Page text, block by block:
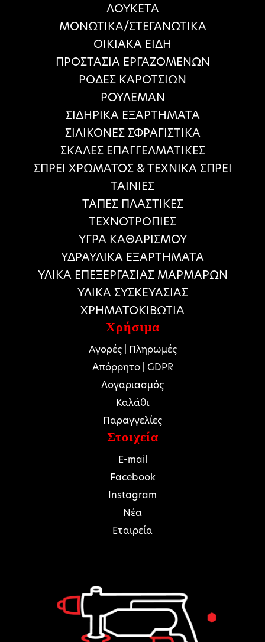
ΛΟΥΚΕΤΑ
ΜΟΝΩΤΙΚΑ/ΣΤΕΓΑΝΩΤΙΚΑ
ΟΙΚΙΑΚΑ ΕΙΔΗ
ΠΡΟΣΤΑΣΙΑ ΕΡΓΑΖΟΜΕΝΩΝ
ΡΟΔΕΣ ΚΑΡΟΤΣΙΩΝ
ΡΟΥΛΕΜΑΝ
ΣΙΔΗΡΙΚΑ ΕΞΑΡΤΗΜΑΤΑ
ΣΙΛΙΚΟΝΕΣ ΣΦΡΑΓΙΣΤΙΚΑ
ΣΚΑΛΕΣ ΕΠΑΓΓΕΛΜΑΤΙΚΕΣ
ΣΠΡΕΙ ΧΡΩΜΑΤΟΣ & ΤΕΧΝΙΚΑ ΣΠΡΕΙ
ΤΑΙΝΙΕΣ
ΤΑΠΕΣ ΠΛΑΣΤΙΚΕΣ
ΤΕΧΝΟΤΡΟΠΙΕΣ
ΥΓΡΑ ΚΑΘΑΡΙΣΜΟΥ
ΥΔΡΑΥΛΙΚΑ ΕΞΑΡΤΗΜΑΤΑ
ΥΛΙΚΑ ΕΠΕΞΕΡΓΑΣΙΑΣ ΜΑΡΜΑΡΩΝ
ΥΛΙΚΑ ΣΥΣΚΕΥΑΣΙΑΣ
ΧΡΗΜΑΤΟΚΙΒΩΤΙΑ
Χρήσιμα
Αγορές | Πληρωμές
Απόρρητο | GDPR
Λογαριασμός
Καλάθι
Παραγγελίες
Στοιχεία
E-mail
Facebook
Instagram
Νέα
Εταιρεία